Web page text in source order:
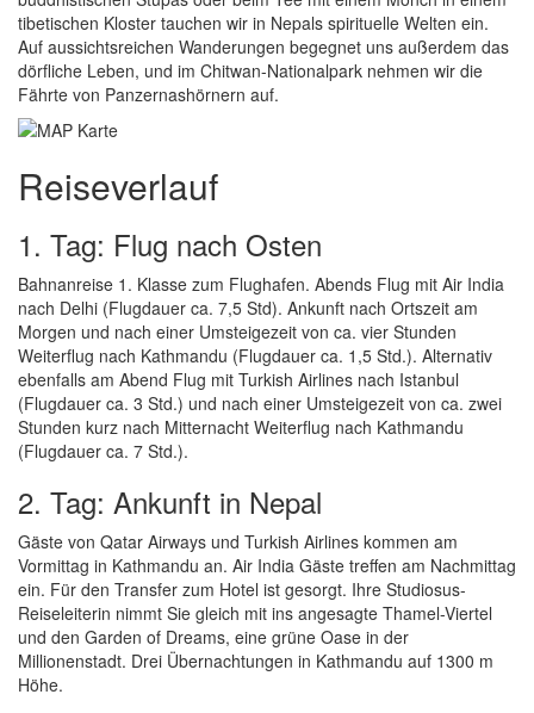
tibetischen Kloster tauchen wir in Nepals spirituelle Welten ein.
Auf aussichtsreichen Wanderungen begegnet uns außerdem das
dörfliche Leben, und im Chitwan-Nationalpark nehmen wir die
Fährte von Panzernashörnern auf.
Reiseverlauf
1. Tag: Flug nach Osten
Bahnanreise 1. Klasse zum Flughafen. Abends Flug mit Air India
nach Delhi (Flugdauer ca. 7,5 Std). Ankunft nach Ortszeit am
Morgen und nach einer Umsteigezeit von ca. vier Stunden
Weiterflug nach Kathmandu (Flugdauer ca. 1,5 Std.). Alternativ
ebenfalls am Abend Flug mit Turkish Airlines nach Istanbul
(Flugdauer ca. 3 Std.) und nach einer Umsteigezeit von ca. zwei
Stunden kurz nach Mitternacht Weiterflug nach Kathmandu
(Flugdauer ca. 7 Std.).
2. Tag: Ankunft in Nepal
Gäste von Qatar Airways und Turkish Airlines kommen am
Vormittag in Kathmandu an. Air India Gäste treffen am Nachmittag
ein. Für den Transfer zum Hotel ist gesorgt. Ihre Studiosus-
Reiseleiterin nimmt Sie gleich mit ins angesagte Thamel-Viertel
und den Garden of Dreams, eine grüne Oase in der
Millionenstadt. Drei Übernachtungen in Kathmandu auf 1300 m
Höhe.